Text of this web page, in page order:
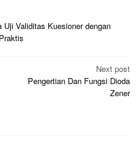
Uji Validitas Kuesioner dengan
Next post
Pengertian Dan Fungsi Dioda
Zener